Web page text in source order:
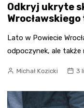
Odkryj ukryte
Lato w Powiecie
odpoczynek, ale także
Michał Kozicki 3